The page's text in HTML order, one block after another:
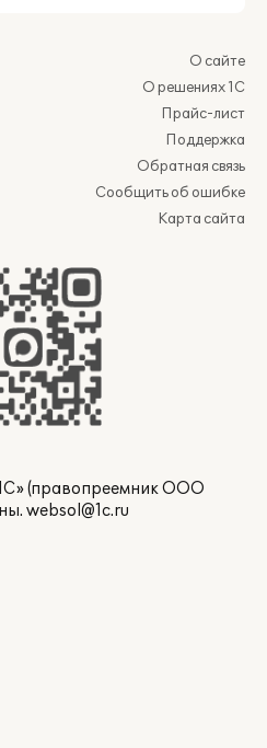
О сайте
О решениях 1С
Прайс-лист
Поддержка
Обратная связь
Сообщить об ошибке
Карта сайта
(правопреемник ООО
websol@1c.ru